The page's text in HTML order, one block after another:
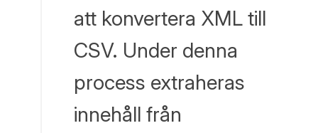
att konvertera XML till
CSV. Under denna
process extraheras
innehåll från